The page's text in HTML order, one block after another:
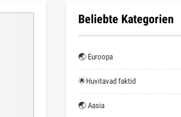
Beliebte Kategorien
🌏 Euroopa
🌟Huvitavad faktid
🌏 Aasia